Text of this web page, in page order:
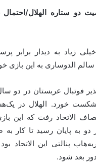
دو ستاره الهلال/احتمال
زیاد به دیدار برابر
سالم الدوساری به این بازی
فوتبال عربستان در دو
خورد. الهلال در
دو به پایان رسید تا کار به
پنالتی این الاتحاد
بعد شود.